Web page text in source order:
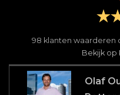
98 klanten waarderen
Bekijk op
Olaf